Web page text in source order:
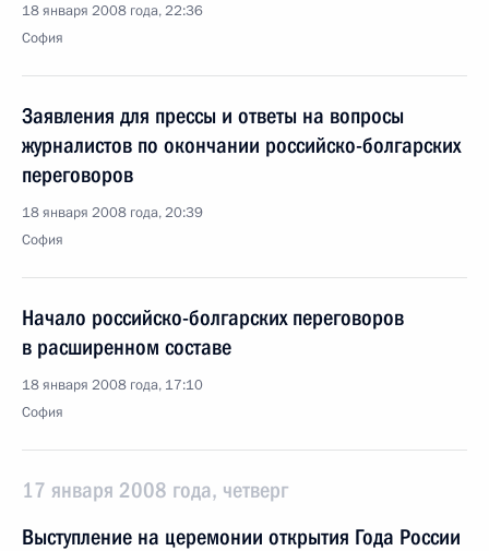
18 января 2008 года, 22:36
София
Заявления для прессы и ответы на вопросы
журналистов по окончании российско-болгарских
переговоров
18 января 2008 года, 20:39
София
Начало российско-болгарских переговоров
в расширенном составе
18 января 2008 года, 17:10
София
17 января 2008 года, четверг
Выступление на церемонии открытия Года России